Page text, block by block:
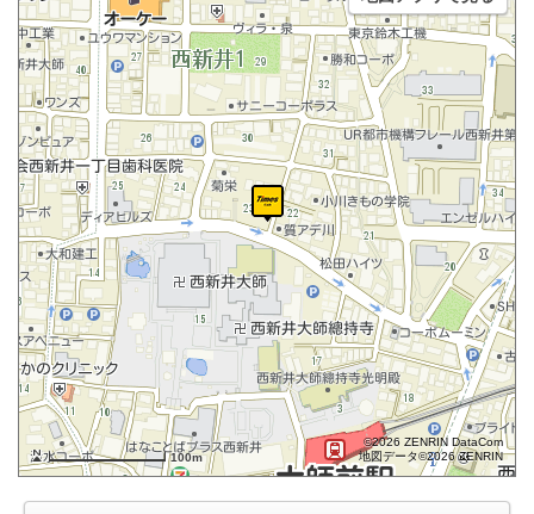
100m
©2026 ZENRIN DataCom
地図データ©2026 ZENRIN